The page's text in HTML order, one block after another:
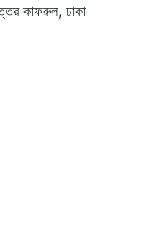
কাফরুল, ঢাকা